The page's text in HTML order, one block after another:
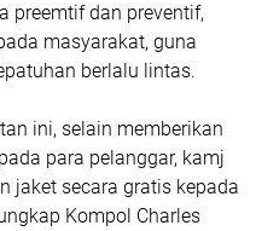
preemtif dan preventif,
masyarakat, guna
berlalu lintas.
ini, selain memberikan
para pelanggar, kamj
jaket secara gratis kepada
Kompol Charles